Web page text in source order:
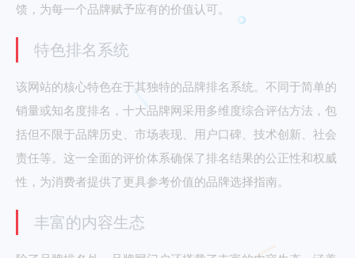
馈，为每一个品牌赋予应有的价值认可。
特色排名系统
该网站的核心特色在于其独特的品牌排名系统。不同于简单的
销量或知名度排名，十大品牌网采用多维度综合评估方法，包
括但不限于品牌历史、市场表现、用户口碑、技术创新、社会
责任等。这一全面的评价体系确保了排名结果的公正性和权威
性，为消费者提供了更具参考价值的品牌选择指南。
丰富的内容生态